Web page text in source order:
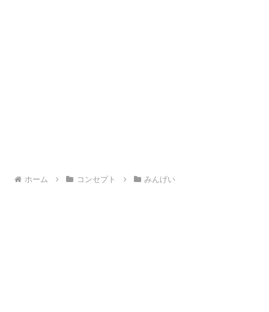
ホーム コンセプト みんげい